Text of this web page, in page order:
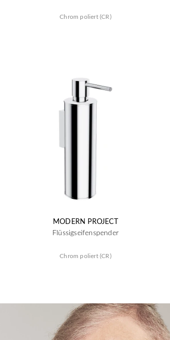
Chrom poliert (CR)
MODERN PROJECT
Flüssigseifenspender
Chrom poliert (CR)